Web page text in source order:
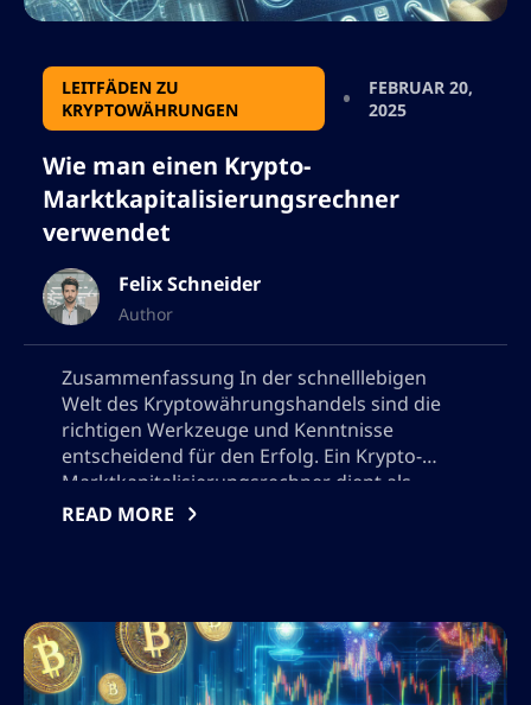
LEITFÄDEN ZU
KRYPTOWÄHRUNGEN
FEBRUAR 20,
2025
Wie man einen Krypto-
Marktkapitalisierungsrechner
verwendet
Felix Schneider
Author
Zusammenfassung In der schnelllebigen
Welt des Kryptowährungshandels sind die
richtigen Werkzeuge und Kenntnisse
entscheidend für den Erfolg. Ein Krypto-
Marktkapitalisierungsrechner dient als
wichtiges Instrument zur Bewertung der
beurteilen, wodurch Einblicke in ihr
potenzielles Wachstum und ihre Stabilität
gewährt werden. Für […]
READ MORE